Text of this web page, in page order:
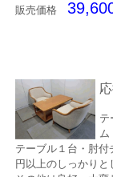
販売価格
テ
ム
テーブル１台・肘
円以上のしっかり